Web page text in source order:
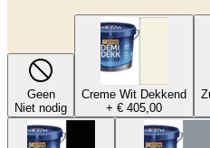
Geen
Niet nodig
Creme Wit Dekkend
+ € 405,00